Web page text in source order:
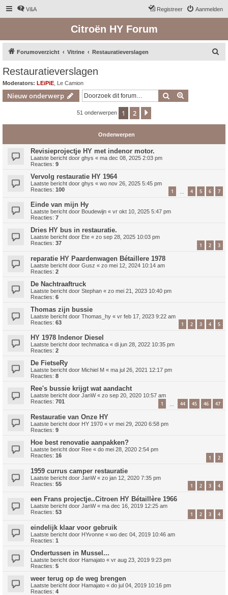
V&A Aanmelden
Registreer
Citroën HY Forum
Forumoverzicht Vitrine Restauratieverslagen
Restauratieverslagen
Moderators: LEiPiE Le Camion
Nieuw onderwerp Zoek
51 onderwerpen 1 2
Onderwerpen
Revisieprojectje HY met indenor motor.
Laatste bericht door ghys « ma dec 08, 2025 2:03 pm
Reacties: 9
Vervolg restauratie HY 1964
Laatste bericht door ghys « wo nov 26, 2025 5:45 pm
Reacties: 100 1 4 5 6 7
Einde van mijn Hy
Laatste bericht door Boudewijn « vr okt 10, 2025 5:47 pm
Reacties: 7
Dries HY bus in restauratie.
Laatste bericht door Ete « zo sep 28, 2025 10:03 pm
Reacties: 37 1 2 3
reparatie HY Paardenwagen Bétaillere 1978
Laatste bericht door Gusz « zo mei 12, 2024 10:14 am
Reacties: 2
De Nachtraaftruck
Laatste bericht door Stephan « zo mei 21, 2023 10:40 pm
Reacties: 6
Thomas zijn bussie
Laatste bericht door Thomas_hy « vr feb 17, 2023 9:22 am
Reacties: 63 1 2 3 4 5
HY 1978 Indenor Diesel
Laatste bericht door techmatica « di jun 28, 2022 10:35 pm
Reacties: 2
De FietseRy
Laatste bericht door Michiel M « ma jul 26, 2021 12:17 pm
Reacties: 8
Ree's bussie krijgt wat aandacht
Laatste bericht door JanW« zo sep 20, 2020 10:57 am
Reacties: 701 1 44 45 46 47
Restauratie van Onze HY
Laatste bericht door HY 1970 « vr mei 29, 2020 6:58 pm
Reacties: 9
Hoe best renovatie aanpakken?
Laatste bericht door Ree « do mei 28, 2020 2:54 pm
Reacties: 16 1 2
1959 currus camper restauratie
Laatste bericht door JanW« zo jan 12, 2020 7:35 pm
Reacties: 55 1 2 3 4
een Frans projectje..Citroen HY Bétaillère 1966
Laatste bericht door JanW« ma dec 16, 2019 12:25 am
Reacties: 53 1 2 3 4
eindelijk klaar voor gebruik
Laatste bericht door HYvonne « wo dec 04, 2019 10:46 am
Reacties: 1
Ondertussen in Mussel...
Laatste bericht door Hamajato « vr aug 23, 2019 9:23 pm
Reacties: 5
weer terug op de weg brengen
Laatste bericht door Hamajato « do jul 04, 2019 10:16 pm
Reacties: 4